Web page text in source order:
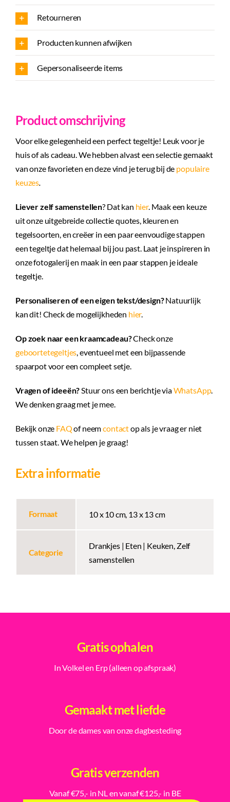
Product omschrijving
Voor elke gelegenheid een perfect tegeltje! Leuk voor je
huis of als cadeau. We hebben alvast een selectie gemaakt
van onze favorieten en deze vind je terug bij de populaire
keuzes
Liever zelf samenstellen? Dat kan hier. Maak een keuze
uit onze uitgebreide collectie quotes, kleuren en
tegelsoorten, en creëer in een paar eenvoudige stappen
een tegeltje dat helemaal bij jou past. Laat je inspireren in
onze fotogalerij en maak in een paar stappen je ideale
tegeltje.
Personaliseren of een eigen tekst/design?Natuurlijk
kan dit! Check de mogelijkheden hier.
Op zoek naar een kraamcadeau?Check onze
geboortetegeltjes , eventueel met een bijpassende
spaarpot voor een compleet setje.
Vragen of ideeën? Stuur ons een berichtje viaWhatsApp.
We denken graag met je mee.
Bekijk onze FAQof neemcontactop als je vraag er niet
tussen staat. We helpen je graag!
Extra informatie
Formaat 10 x 10 cm, 13 x 13 cm
Categorie
Drankjes | Eten | Keuken, Zelf
samenstellen
Retourneren
Producten kunnen afwijken
Gepersonaliseerde items
Gratis ophalen
In Volkel en Erp (alleen op afspraak)
Gemaakt met liefde
Door de dames van onze dagbesteding
Gratis verzenden
Vanaf €75,- in NL en vanaf €125,- in BE